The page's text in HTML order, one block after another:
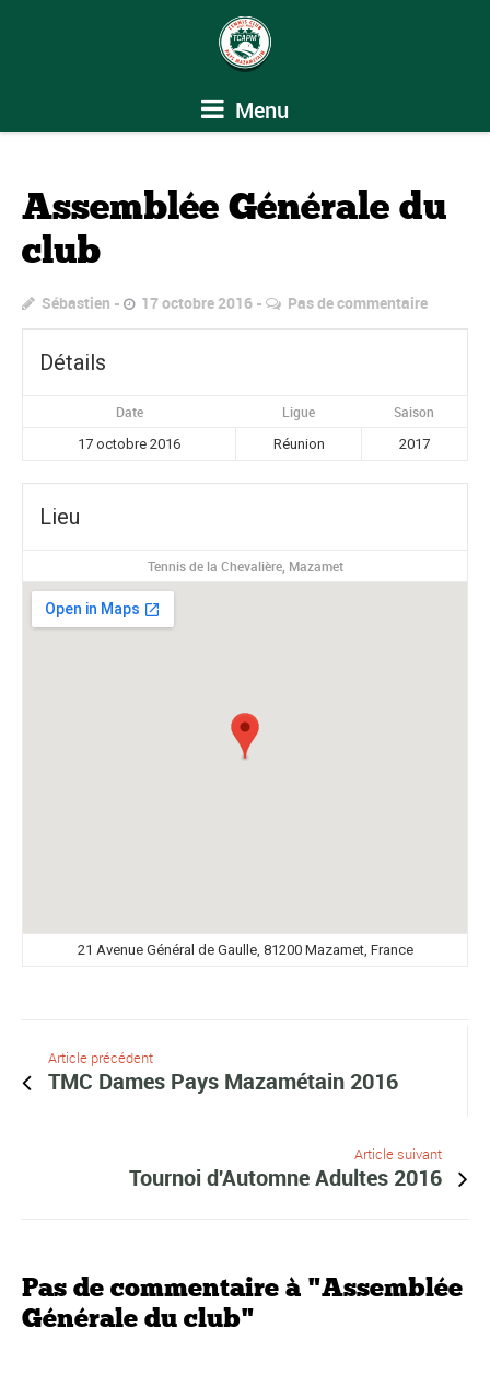
Menu
Assemblée Générale du
club
Sébastien 17 octobre 2016 Pas de commentaire
Détails
Date Ligue Saison
17 octobre 2016 Réunion 2017
Lieu
Tennis de la Chevalière, Mazamet
21 Avenue Général de Gaulle, 81200 Mazamet, France
Article précédent
TMC Dames Pays Mazamétain 2016
Article suivant
Tournoi d'Automne Adultes 2016
Pas de commentaire à "Assemblée
Générale du club"